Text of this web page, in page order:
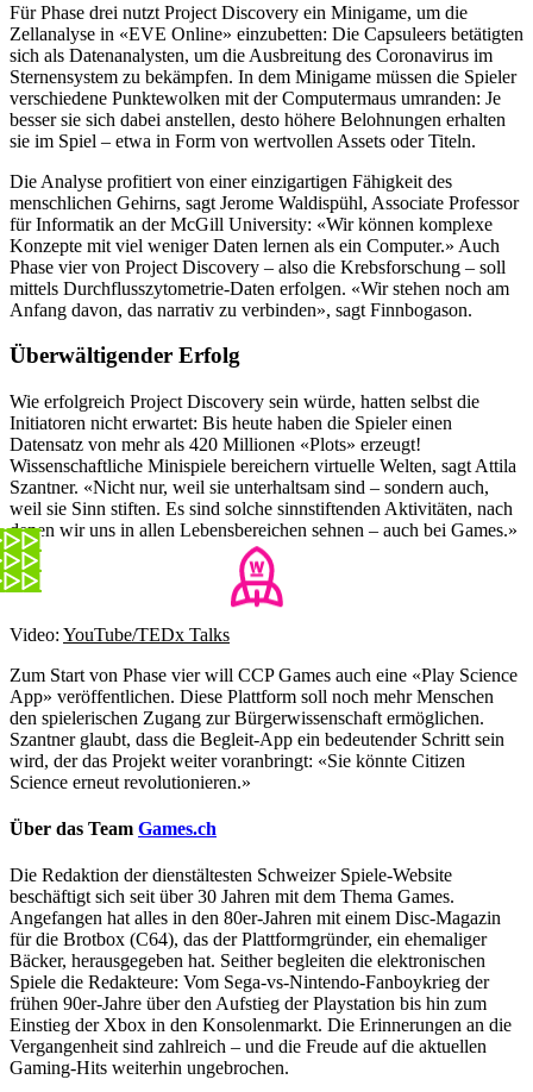
Für Phase drei nutzt Project Discovery ein Minigame, um die
Zellanalyse in «EVE Online» einzubetten: Die Capsuleers betätigten
sich als Datenanalysten, um die Ausbreitung des Coronavirus im
Sternensystem zu bekämpfen. In dem Minigame müssen die Spieler
verschiedene Punktewolken mit der Computermaus umranden: Je
besser sie sich dabei anstellen, desto höhere Belohnungen erhalten
sie im Spiel – etwa in Form von wertvollen Assets oder Titeln.
Die Analyse profitiert von einer einzigartigen Fähigkeit des
menschlichen Gehirns, sagt Jerome Waldispühl, Associate Professor
für Informatik an der McGill University: «Wir können komplexe
Konzepte mit viel weniger Daten lernen als ein Computer.» Auch
Phase vier von Project Discovery – also die Krebsforschung – soll
mittels Durchflusszytometrie-Daten erfolgen. «Wir stehen noch am
Anfang davon, das narrativ zu verbinden», sagt Finnbogason.
Überwältigender Erfolg
Wie erfolgreich Project Discovery sein würde, hatten selbst die
Initiatoren nicht erwartet: Bis heute haben die Spieler einen
Datensatz von mehr als 420 Millionen «Plots» erzeugt!
Wissenschaftliche Minispiele bereichern virtuelle Welten, sagt Attila
Szantner. «Nicht nur, weil sie unterhaltsam sind – sondern auch,
weil sie Sinn stiften. Es sind solche sinnstiftenden Aktivitäten, nach
denen wir uns in allen Lebensbereichen sehnen – auch bei Games.»
Video: YouTube/TEDx Talks
Zum Start von Phase vier will CCP Games auch eine «Play Science
App» veröffentlichen. Diese Plattform soll noch mehr Menschen
den spielerischen Zugang zur Bürgerwissenschaft ermöglichen.
Szantner glaubt, dass die Begleit-App ein bedeutender Schritt sein
wird, der das Projekt weiter voranbringt: «Sie könnte Citizen
Science erneut revolutionieren.»
Über das Team Games.ch
Die Redaktion der dienstältesten Schweizer Spiele-Website
beschäftigt sich seit über 30 Jahren mit dem Thema Games.
Angefangen hat alles in den 80er-Jahren mit einem Disc-Magazin
für die Brotbox (C64), das der Plattformgründer, ein ehemaliger
Bäcker, herausgegeben hat. Seither begleiten die elektronischen
Spiele die Redakteure: Vom Sega-vs-Nintendo-Fanboykrieg der
frühen 90er-Jahre über den Aufstieg der Playstation bis hin zum
Einstieg der Xbox in den Konsolenmarkt. Die Erinnerungen an die
Vergangenheit sind zahlreich – und die Freude auf die aktuellen
Gaming-Hits weiterhin ungebrochen.